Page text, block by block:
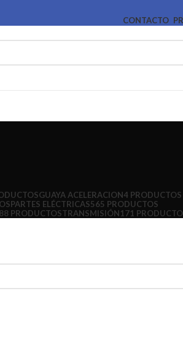
CONTACTO
GUAYA ACELERACION4 PRODUCTOS
PARTES ELÉCTRICAS565 PRODUCTOS
PRODUCTOSTRANSMISIÓN171